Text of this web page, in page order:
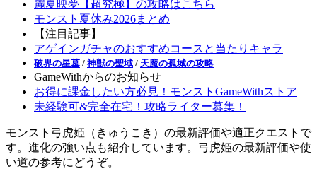
麗夏映夢【超究極】の攻略はこちら
モンスト夏休み2026まとめ
【注目記事】
アゲインガチャのおすすめコースと当たりキャラ
破界の星墓 / 神獣の聖域 / 天魔の孤城の攻略
GameWithからのお知らせ
お得に課金したい方必見！モンストGameWithストア
未経験可&完全在宅！攻略ライター募集！
モンスト弓虎姫（きゅうこき）の最新評価や適正クエストで
す。進化の強い点も紹介しています。弓虎姫の最新評価や使
い道の参考にどうぞ。